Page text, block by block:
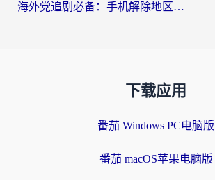
海外党追剧必备：手机解除地区限制app怎么选？解决央视视频&国内剧地区限制全指南
下载应用
番茄 Windows PC电脑版
番茄 macOS苹果电脑版